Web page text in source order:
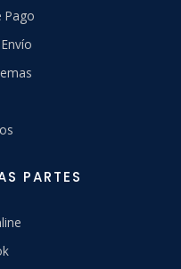
Pago
PARTES